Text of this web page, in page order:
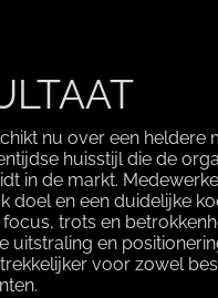
nu over een heldere
huisstijl die de
in de markt.
doel en een duidelijke
trots en
uitstraling en
voor zowel